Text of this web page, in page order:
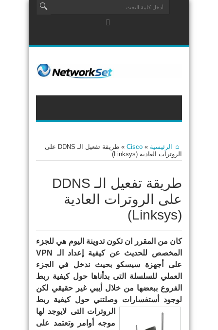
الرئيسية »
Cisco
»
طريقة تفعيل الـ DDNS على
الروترات العادية (Linksys)
طريقة تفعيل الـ DDNS
على الروترات العادية
(Linksys)
كان من المقرر ان تكون تدوينة اليوم هي للجزء
المخصص للحديث عن كيفية إعداد الـ VPN
على أجهزة سيسكو بحيث ندخل في الجزء
العملي للسلسلة التى بدأناها حول كيفية ربط
الفروع ببعضها من خلال أيبي غير حقيقي لكن
لوجود أستفسارات وصلتنيحول كيفية ربط
الروترات التى لايوجد لها
موجه أوامر وتعتمد على